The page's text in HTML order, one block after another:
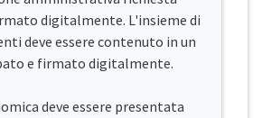
digitalmente. L'insieme di
deve essere contenuto in un
e firmato digitalmente.
deve essere presentata